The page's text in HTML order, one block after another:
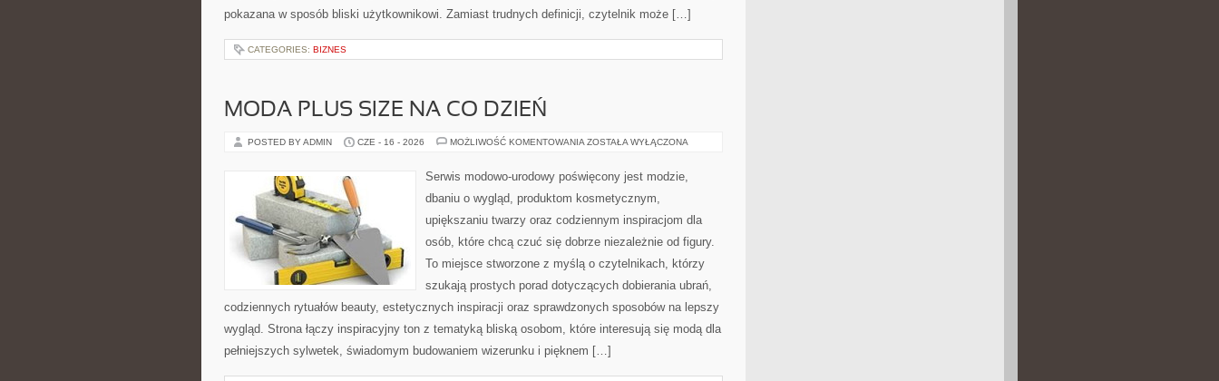
pokazana w sposób bliski użytkownikowi. Zamiast trudnych definicji, czytelnik może […]
CATEGORIES: BIZNES
MODA PLUS SIZE NA CO DZIEŃ
POSTED BY ADMIN CZE - 16 - 2026 MOŻLIWOŚĆ KOMENTOWANIA MODA
NA
CO
ZOSTAŁA WYŁĄCZONA
Serwis modowo-urodowy poświęcony jest modzie,
dbaniu o wygląd, produktom kosmetycznym,
upiększaniu twarzy oraz codziennym inspiracjom dla
osób, które chcą czuć się dobrze niezależnie od figury.
To miejsce stworzone z myślą o czytelnikach, którzy
szukają prostych porad dotyczących dobierania ubrań,
codziennych rytuałów beauty, estetycznych inspiracji oraz sprawdzonych sposobów na lepszy
wygląd. Strona łączy inspiracyjny ton z tematyką bliską osobom, które interesują się modą dla
pełniejszych sylwetek, świadomym budowaniem wizerunku i pięknem […]